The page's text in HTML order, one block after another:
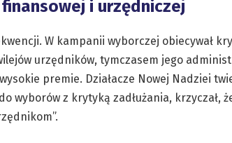
i urzędniczej
W kampanii wyborczej obiecywał
urzędników, tymczasem jego
premie. Działacze Nowej Nadziei
wyborów z krytyką zadłużania, krzyczał,